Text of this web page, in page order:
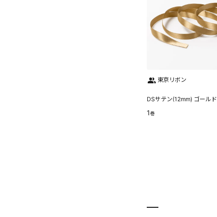
東京リボン
DSサテン(12mm) ゴール
1巻